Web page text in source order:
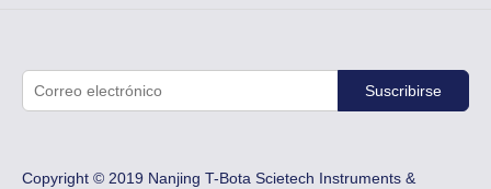
Suscribirse
Copyright © 2019 Nanjing T-Bota Scietech Instruments &